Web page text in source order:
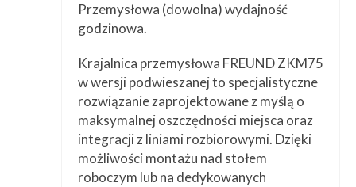
Przemysłowa (dowolna) wydajność
godzinowa.
Krajalnica przemysłowa FREUND ZKM75
w wersji podwieszanej to specjalistyczne
rozwiązanie zaprojektowane z myślą o
maksymalnej oszczędności miejsca oraz
integracji z liniami rozbiorowymi. Dzięki
możliwości montażu nad stołem
roboczym lub na dedykowanych